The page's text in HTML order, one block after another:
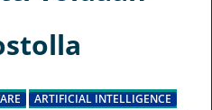
ARTIFICIAL INTELLIGENCE